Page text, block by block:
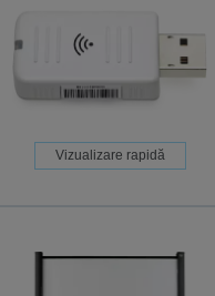
Vizualizare rapidă